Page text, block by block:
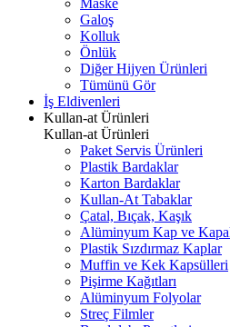
Maske
Galoş
Kolluk
Önlük
Diğer Hijyen Ürünleri
Tümünü Gör
İş Eldivenleri
Kullan-at Ürünleri
Kullan-at Ürünleri
Paket Servis Ürünleri
Plastik Bardaklar
Karton Bardaklar
Kullan-At Tabaklar
Çatal, Bıçak, Kaşık
Alüminyum Kap ve
Plastik Sızdırmaz Kaplar
Muffin ve Kek Kapsülleri
Pişirme Kağıtları
Alüminyum Folyolar
Streç Filmler